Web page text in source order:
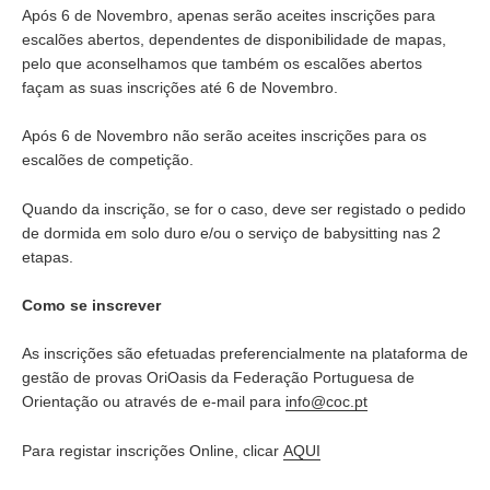
Após 6 de Novembro, apenas serão aceites inscrições para
escalões abertos, dependentes de disponibilidade de mapas,
pelo que aconselhamos que também os escalões abertos
façam as suas inscrições até 6 de Novembro.
Após 6 de Novembro não serão aceites inscrições para os
escalões de competição.
Quando da inscrição, se for o caso, deve ser registado o pedido
de dormida em solo duro e/ou o serviço de babysitting nas 2
etapas.
Como se inscrever
As inscrições são efetuadas preferencialmente na plataforma de
gestão de provas OriOasis da Federação Portuguesa de
Orientação ou através de e-mail para info@coc.pt
Para registar inscrições Online, clicar AQUI